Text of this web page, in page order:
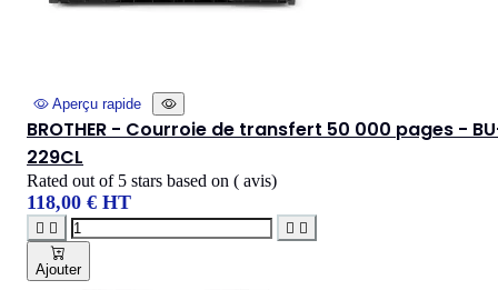
Aperçu rapide
BROTHER - Courroie de transfert 50 000 pages -
229CL
Rated out of 5 stars based on ( avis)
118,00 € HT
   
Ajouter